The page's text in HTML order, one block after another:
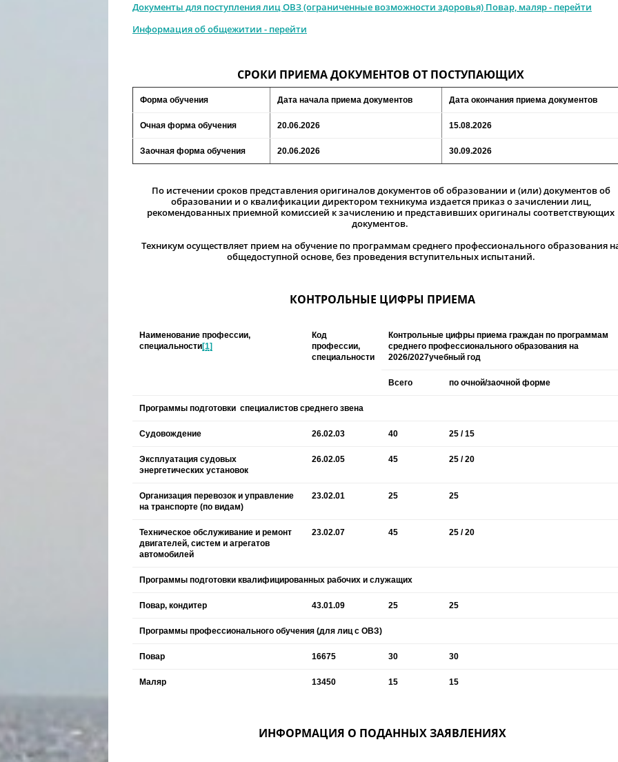
Документы для поступления лиц ОВЗ (ограниченные возможности здоровья) Повар, маляр - перейти
Информация об общежитии - перейти
СРОКИ ПРИЕМА ДОКУМЕНТОВ ОТ ПОСТУПАЮЩИХ
Форма обучения Дата начала приема документов Дата окончания приема документов
Очная форма обучения 20.06.2026 15.08.2026
Заочная форма обучения 20.06.2026 30.09.2026
По истечении сроков представления оригиналов документов об образовании и (или) документов об
образовании и о квалификации директором техникума издается приказ о зачислении лиц,
рекомендованных приемной комиссией к зачислению и представивших оригиналы соответствующих
документов.
Техникум осуществляет прием на обучение по программам среднего профессионального образования
общедоступной основе, без проведения вступительных испытаний.
КОНТРОЛЬНЫЕ ЦИФРЫ ПРИЕМА
Наименование профессии,
специальности [1]
Код
профессии,
специальности
Контрольные цифры приема граждан по программам
среднего профессионального образования на
2026/2027учебный год
Всего по очной/заочной форме
Программы подготовки специалистов среднего звена
Судовождение 26.02.03 40 25 / 15
Эксплуатация судовых
энергетических установок
26.02.05 45 25 / 20
Организация перевозок и управление
на транспорте (по видам)
23.02.01 25 25
Техническое обслуживание и ремонт
двигателей, систем и агрегатов
автомобилей
23.02.07 45 25 / 20
Программы подготовки квалифицированных рабочих и служащих
Повар, кондитер 43.01.09 25 25
Программы профессионального обучения (для лиц с ОВЗ)
Повар 16675 30 30
Маляр 13450 15 15
ИНФОРМАЦИЯ О ПОДАННЫХ ЗАЯВЛЕНИЯХ